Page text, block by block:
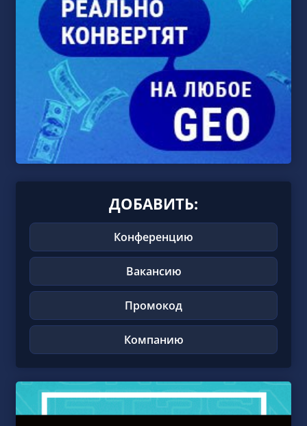
ДОБАВИТЬ:
Конференцию
Вакансию
Промокод
Компанию